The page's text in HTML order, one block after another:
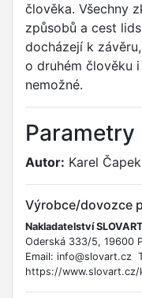
člověka. Všechny
způsobů a cest
docházejí k
o druhém člověku
nemožné.
Parametry
Autor: Karel Čapek
Výrobce/dovozce
Nakladatelství
Oderská 333/5, 19600
Email: info@slovart.cz
https://www.slovart.cz/